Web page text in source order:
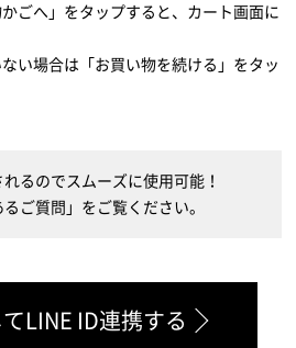
ごへ」をタップすると、カート画面に
い場合は「お買い物を続ける」をタッ
るのでスムーズに使用可能！
ご質問」をご覧ください。
LINE ID連携する